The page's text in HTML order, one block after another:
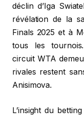
déclin d’Iga
révélation de la
Finals 2025 et à
tous les tournois.
circuit WTA
rivales restent
Anisimova.
L’insight du